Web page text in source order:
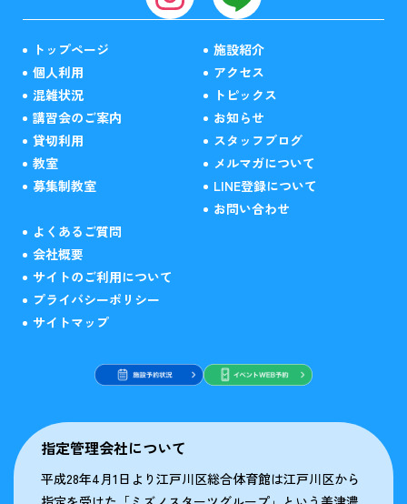
トップページ
個人利用
混雑状況
講習会のご案内
貸切利用
教室
募集制教室
施設紹介
アクセス
トピックス
お知らせ
スタッフブログ
メルマガについて
LINE登録について
お問い合わせ
よくあるご質問
会社概要
サイトのご利用について
プライバシーポリシー
サイトマップ
指定管理会社について
平成28年4月1日より江戸川区総合体育館は江戸川区から